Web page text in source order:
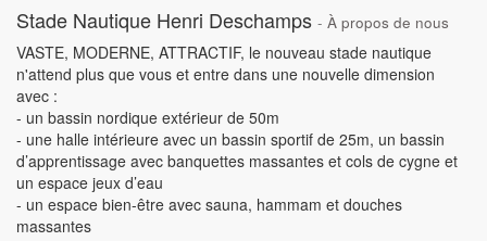
Stade Nautique Henri Deschamps - À propos de nous
VASTE, MODERNE, ATTRACTIF, le nouveau stade nautique
n'attend plus que vous et entre dans une nouvelle dimension
avec :
- un bassin nordique extérieur de 50m
- une halle intérieure avec un bassin sportif de 25m, un bassin
d’apprentissage avec banquettes massantes et cols de cygne et
un espace jeux d’eau
- un espace bien-être avec sauna, hammam et douches
massantes